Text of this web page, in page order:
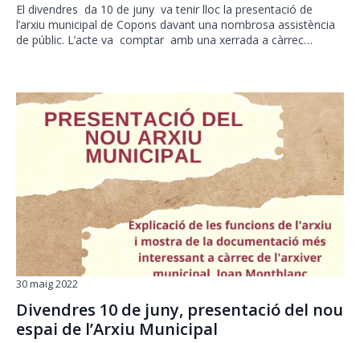
El divendres da 10 de juny va tenir lloc la presentació de
l’arxiu municipal de Copons davant una nombrosa assistència
de públic. L’acte va comptar amb una xerrada a càrrec…
Divendres 10 de juny, presentació del nou
espai de l’Arxiu Municipal
30 maig 2022